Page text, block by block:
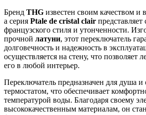
Бренд THG известен своим качеством и
а серия Ptale de cristal clair
французского стиля и утонченности.
прочной латуни, этот переключатель
долговечность и надежность в
осуществляется на стену, что позволяет
его в любой интерьер.
Переключатель предназначен для душа и
термостатом, что обеспечивает
температурой воды. Благодаря своему
высококачественным материалам, он